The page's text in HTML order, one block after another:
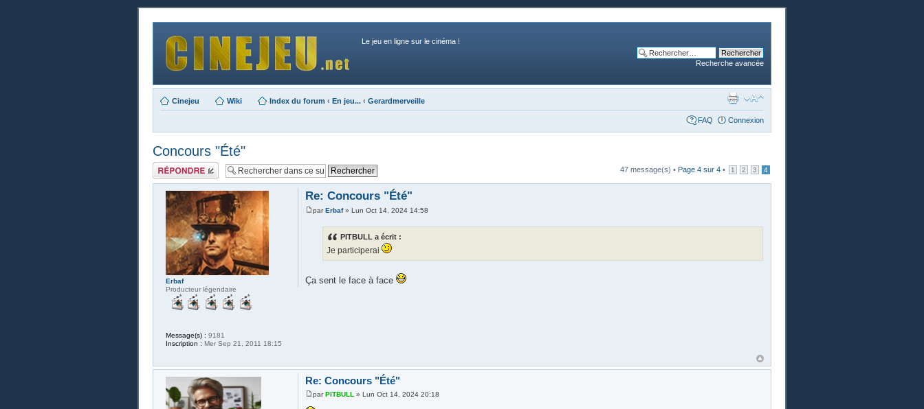
Le jeu en ligne sur le cinéma !
Recherche avancée
Cinejeu Wiki Index du forum ‹ En jeu... ‹ Gerardmerveille
FAQ Connexion
Concours "Été"
Publier une
réponse
47 message(s) • Page 4 sur 4 • 1 2 3 4
Re: Concours "Été"
parErbaf» Lun Oct 14, 2024 14:58
PITBULL a écrit :
Je participerai
Ça sent le face à face
Erbaf
Producteur légendaire
Message(s) : 9181
Inscription : Mer Sep 21, 2011 18:15
Re: Concours "Été"
parPITBULL » Lun Oct 14, 2024 20:18